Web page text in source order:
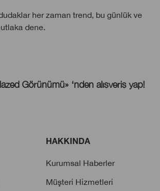
dudaklar her zaman trend, bu günlük ve
dene.
Görünümü» ‘nden alışveriş yap!
HAKKINDA
Kurumsal Haberler
Müşteri Hizmetleri